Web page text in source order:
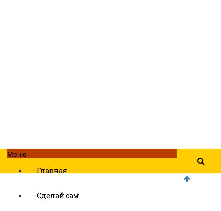
Меню
Главная
Сделай сам